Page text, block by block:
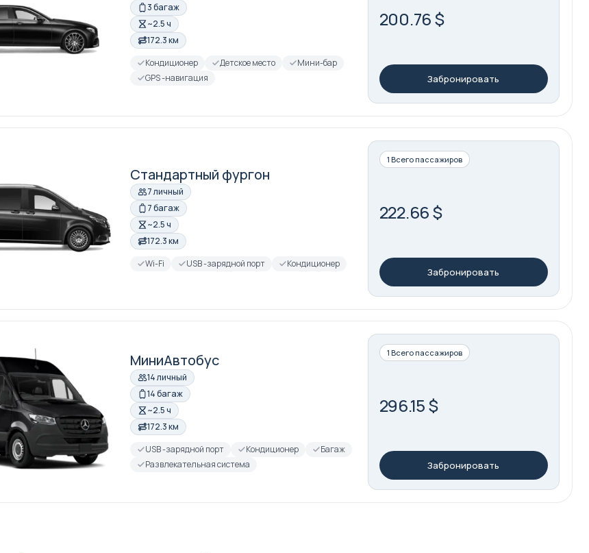
3 багаж
~2.5 ч
172.3 км
Кондиционер
Детское место
Мини-бар
GPS -навигация
200.76 $
Забронировать
Стандартный фургон
7 личный
7 багаж
~2.5 ч
172.3 км
Wi-Fi
USB -зарядной порт Кондиционер
1 Всего пассажиров
222.66 $
Забронировать
МиниАвтобус
14 личный
14 багаж
~2.5 ч
172.3 км
USB -зарядной порт
Кондиционер
Багаж
Развлекательная система
1 Всего пассажиров
296.15 $
Забронировать